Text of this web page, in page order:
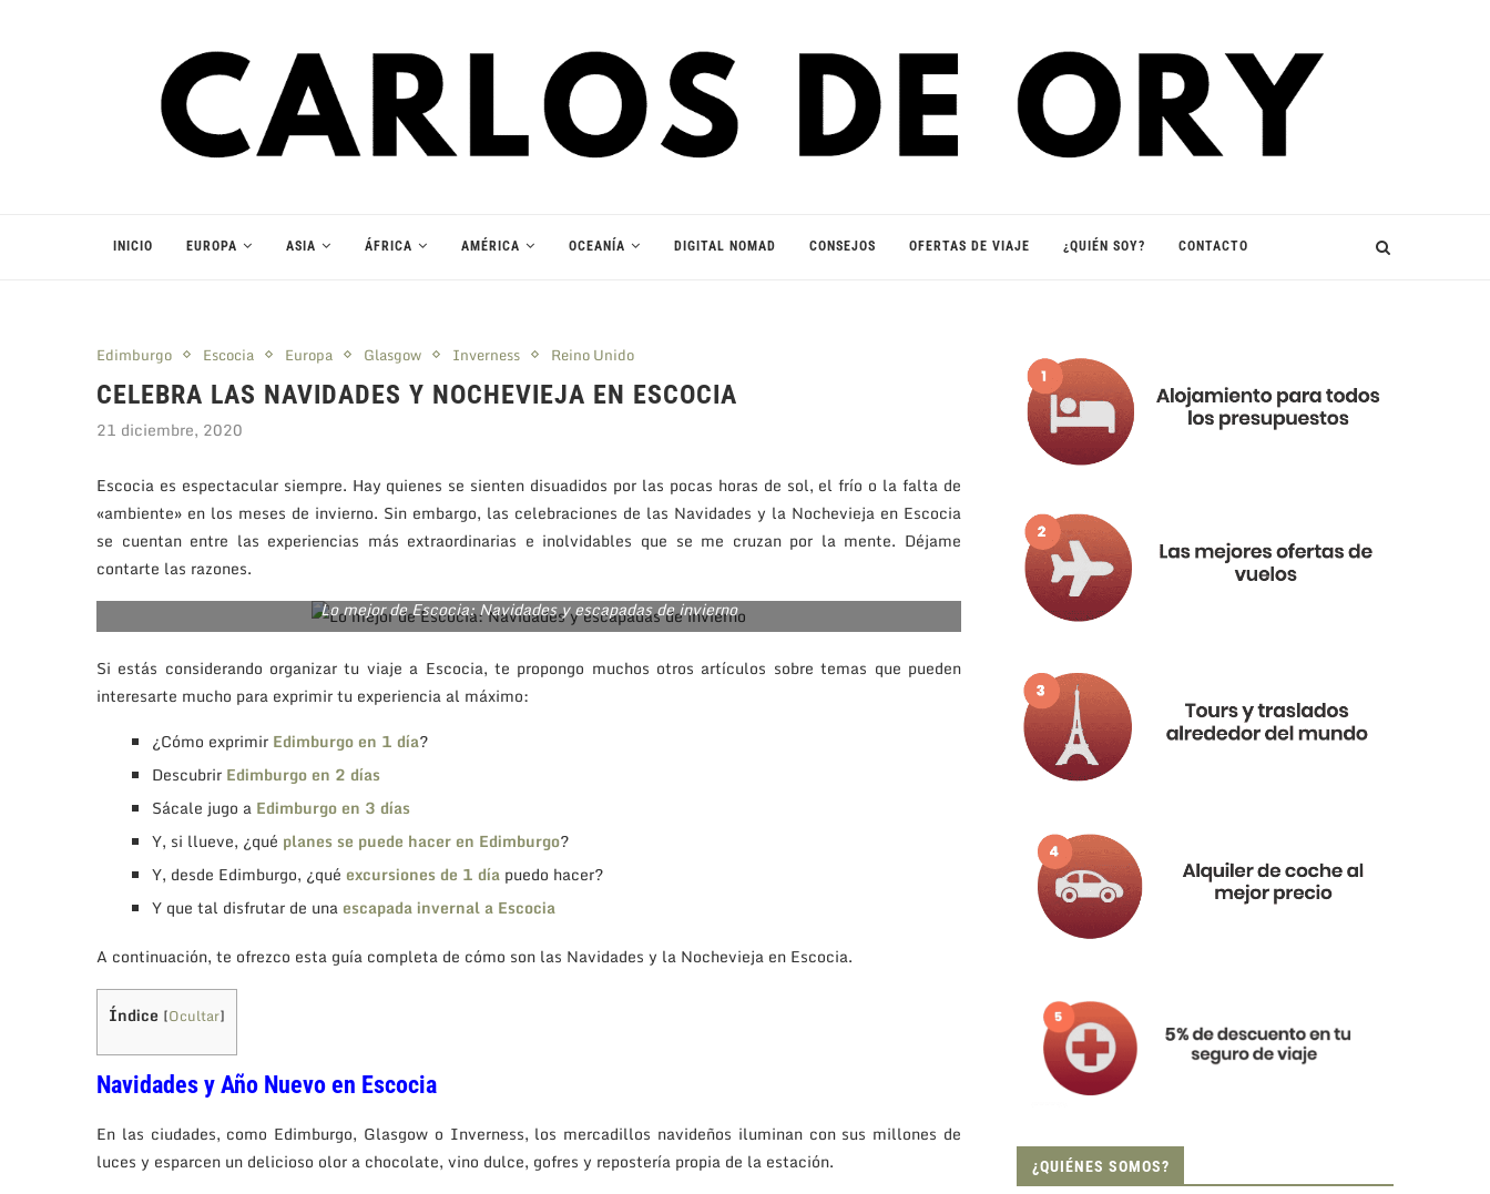
INICIO EUROPA ASIA ÁFRICA AMÉRICA OCEANÍA DIGITAL NOMAD CONSEJOS OFERTAS DE VIAJE ¿QUIÉN SOY? CONTACTO
Edimburgo Escocia Europa Glasgow Inverness Reino Unido
CELEBRA LAS NAVIDADES Y NOCHEVIEJA EN ESCOCIA
21 diciembre, 2020
Escocia es espectacular siempre. Hay quienes se sienten disuadidos por las pocas horas de sol, el frío o la falta de
«ambiente» en los meses de invierno. Sin embargo, las celebraciones de las Navidades y la Nochevieja en Escocia
se cuentan entre las experiencias más extraordinarias e inolvidables que se me cruzan por la mente. Déjame
contarte las razones.
Lo mejor de Escocia: Navidades y escapadas de invierno
Si estás considerando organizar tu viaje a Escocia, te propongo muchos otros artículos sobre temas que pueden
interesarte mucho para exprimir tu experiencia al máximo:
¿Cómo exprimir Edimburgo en 1 día?
Descubrir Edimburgo en 2 días
Sácale jugo a Edimburgo en 3 días
Y, si llueve, ¿qué planes se puede hacer en Edimburgo?
Y, desde Edimburgo, ¿qué excursiones de 1 día puedo hacer?
Y que tal disfrutar de unaescapada invernal a Escocia
A continuación, te ofrezco esta guía completa de cómo son las Navidades y la Nochevieja en Escocia.
Índice [Ocultar]
Navidades y Año Nuevo en Escocia
En las ciudades, como Edimburgo, Glasgow o Inverness, los mercadillos navideños iluminan con sus millones de
luces y esparcen un delicioso olor a chocolate, vino dulce, gofres y repostería propia de la estación.
¿QUIÉNES SOMOS?